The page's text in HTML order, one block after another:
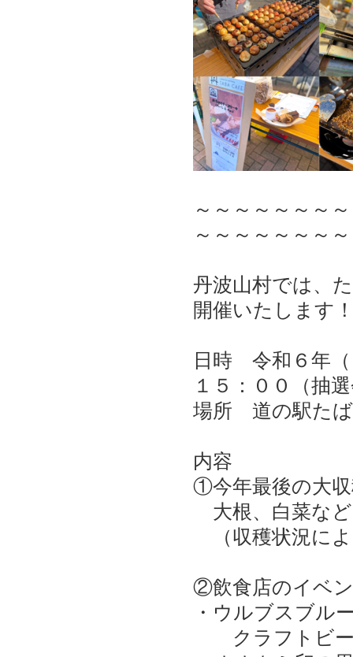
～～～～～～～
～～～～～～～
丹波山村では、
開催いたします
日時 令和６年（
１５：００（抽
場所 道の駅た
内容
①今年最後の大
大根、白菜な
（収穫状況に
②飲食店のイベ
・ウルブスブル
クラフトビ